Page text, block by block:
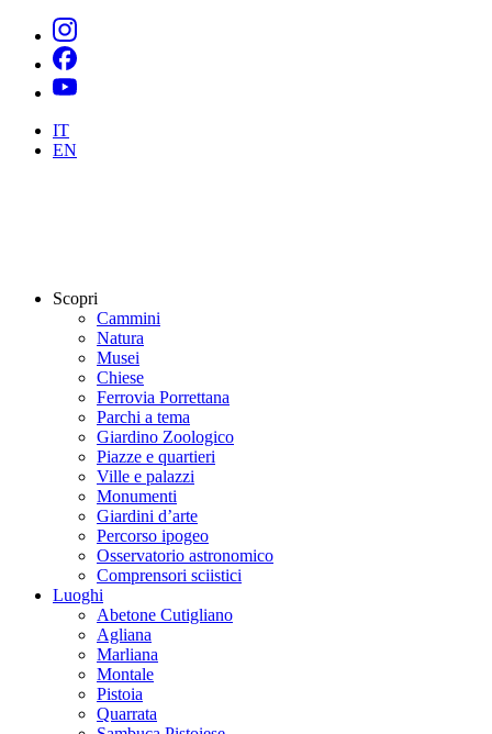
IT
EN
Scopri
Cammini
Natura
Musei
Chiese
Ferrovia Porrettana
Parchi a tema
Giardino Zoologico
Piazze e quartieri
Ville e palazzi
Monumenti
Giardini d’arte
Percorso ipogeo
Osservatorio astronomico
Comprensori sciistici
Luoghi
Abetone Cutigliano
Agliana
Marliana
Montale
Pistoia
Quarrata